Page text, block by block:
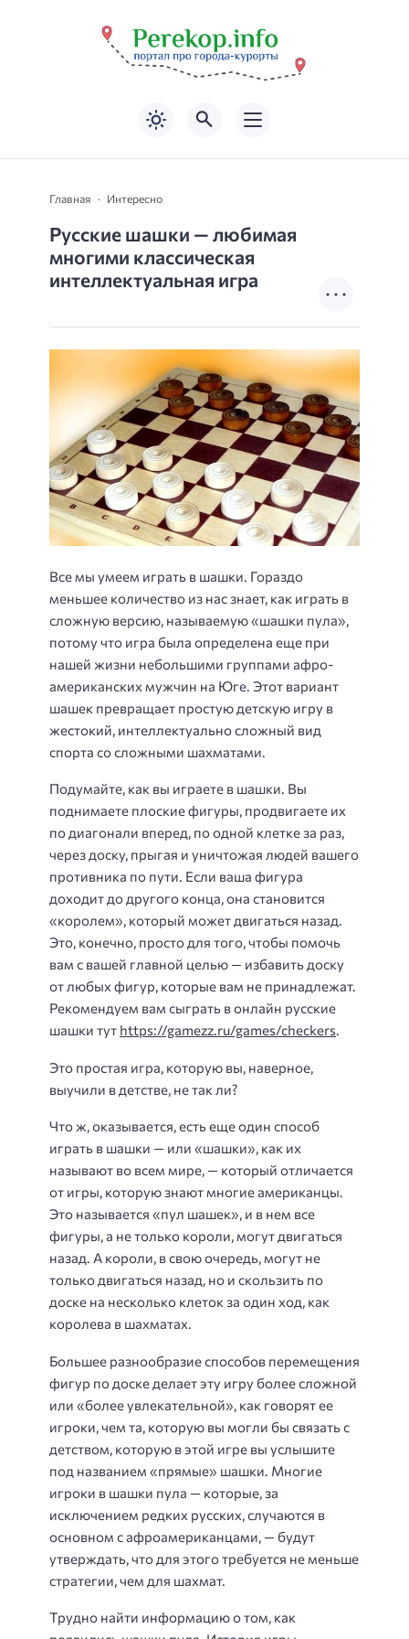
Главная Интересно
Русские шашки — любимая
многими классическая
интеллектуальная игра
Все мы умеем играть в шашки. Гораздо
меньшее количество из нас знает, как играть в
сложную версию, называемую «шашки пула»,
потому что игра была определена еще при
нашей жизни небольшими группами афро-
американских мужчин на Юге. Этот вариант
шашек превращает простую детскую игру в
жестокий, интеллектуально сложный вид
спорта со сложными шахматами.
Подумайте, как вы играете в шашки. Вы
поднимаете плоские фигуры, продвигаете их
по диагонали вперед, по одной клетке за раз,
через доску, прыгая и уничтожая людей вашего
противника по пути. Если ваша фигура
доходит до другого конца, она становится
«королем», который может двигаться назад.
Это, конечно, просто для того, чтобы помочь
вам с вашей главной целью — избавить доску
от любых фигур, которые вам не принадлежат.
Рекомендуем вам сыграть в онлайн русские
шашки тут https://gamezz.ru/games/checkers.
Это простая игра, которую вы, наверное,
выучили в детстве, не так ли?
Что ж, оказывается, есть еще один способ
играть в шашки — или «шашки», как их
называют во всем мире, — который отличается
от игры, которую знают многие американцы.
Это называется «пул шашек», и в нем все
фигуры, а не только короли, могут двигаться
назад. А короли, в свою очередь, могут не
только двигаться назад, но и скользить по
доске на несколько клеток за один ход, как
королева в шахматах.
Большее разнообразие способов перемещения
фигур по доске делает эту игру более сложной
или «более увлекательной», как говорят ее
игроки, чем та, которую вы могли бы связать с
детством, которую в этой игре вы услышите
под названием «прямые» шашки. Многие
игроки в шашки пула — которые, за
исключением редких русских, случаются в
основном с афроамериканцами, — будут
утверждать, что для этого требуется не меньше
стратегии, чем для шахмат.
Трудно найти информацию о том, как